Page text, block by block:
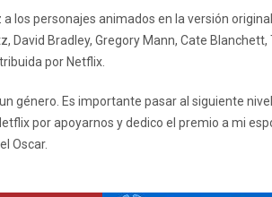
los personajes animados en la versión
David Bradley, Gregory Mann, Cate
por Netflix.
género. Es importante pasar al siguiente
por apoyarnos y dedico el premio a mi
Oscar.